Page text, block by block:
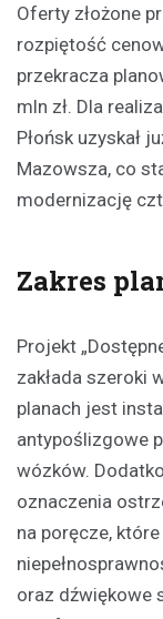
Oferty złożone
rozpiętość
przekracza
mln zł. Dla
Płońsk uzyskał
Mazowsza, co
modernizację
Zakres
Projekt
zakłada szeroki
planach jest
antypoślizgowe
wózków.
oznaczenia
na poręcze,
oraz dźwiękowe